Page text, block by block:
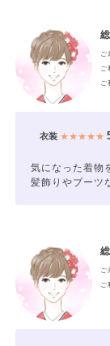
ご
衣装★★★★★
気になった着物
髪飾りやブーツ
ご
ご